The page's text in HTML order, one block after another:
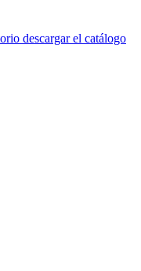
descargar el catálogo